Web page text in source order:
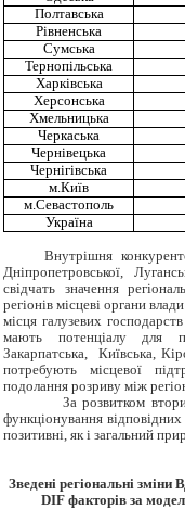
Полтавська
Рівненська
Сумська
Тернопільська
Харківська
Херсонська
Хмельницька
Черкаська
Чернівецька
Чернігівська
м.Київ
м.Севастополь
Україна
Внутрішня
Дніпропетровської,
свідчать значення
регіонів місцеві органи
місця галузевих
мають потенціалу для
Закарпатська, Київська,
потребують місцевої
подолання розриву між
За розвитком
функціонування
позитивні, як і загальний
Зведені регіональні
DIF факторів за